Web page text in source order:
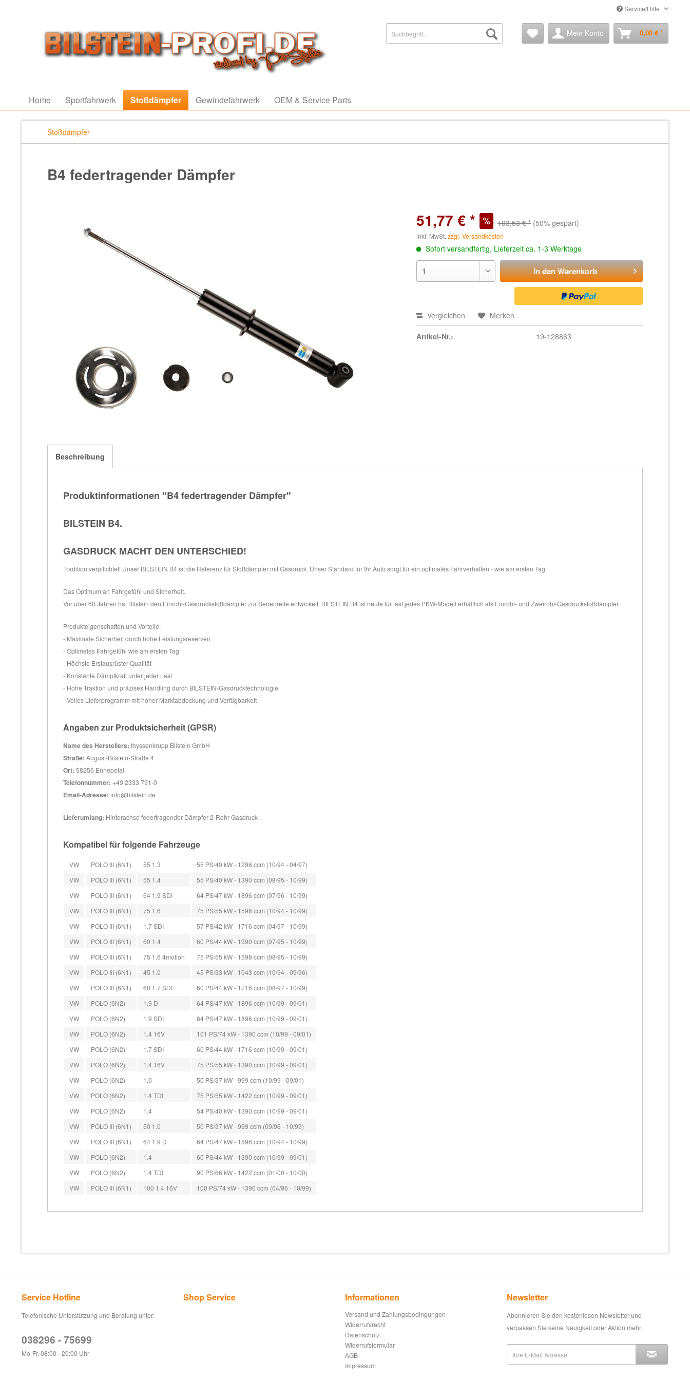
Service/Hilfe
Mein Konto 0,00 € *
Home Sportfahrwerk Stoßdämpfer Gewindefahrwerk OEM & Service Parts
Stoßdämpfer
B4 federtragender Dämpfer
51,77 € * 103,53 € * (50% gespart)
inkl. MwSt.zzgl. Versandkosten
Sofort versandfertig, Lieferzeit ca. 1-3 Werktage
In denWarenkorb
Vergleichen Merken
Artikel-Nr.: 19-128863
Beschreibung
Produktinformationen "B4 federtragender Dämpfer"
BILSTEIN B4.
GASDRUCK MACHT DEN UNTERSCHIED!
Tradition verpflichtet! Unser BILSTEIN B4 ist die Referenz für Stoßdämpfer mit Gasdruck. Unser Standard für Ihr Auto sorgt für ein optimales Fahrverhalten - wie am ersten Tag.
Das Optimum an Fahrgefühl und Sicherheit.
Vor über 60 Jahren hat Bilstein den Einrohr-Gasdruckstoßdämpfer zur Serienreife entwickelt. BILSTEIN B4 ist heute für fast jedes PKW-Modell erhältlich als Einrohr- und Zweirohr-Gasdruckstoßdämpfer.
Produkteigenschaften und Vorteile:
- Maximale Sicherheit durch hohe Leistungsreserven
- Optimales Fahrgefühl wie am ersten Tag
- Höchste Erstausrüster-Qualität
- Konstante Dämpfkraft unter jeder Last
- Hohe Traktion und präzises Handling durch BILSTEIN-Gasdrucktechnologie
- Volles Lieferprogramm mit hoher Marktabdeckung und Verfügbarkeit
Angaben zur Produktsicherheit (GPSR)
Name des Herstellers: thyssenkrupp Bilstein GmbH
Straße: August-Bilstein-Straße 4
Ort: 58256 Ennepetal
Telefonnummer: +49 2333 791-0
Email-Adresse: info@bilstein.de
Lieferumfang: Hinterachse federtragender Dämpfer 2-Rohr Gasdruck
Kompatibel für folgende Fahrzeuge
VW POLO III (6N1) 55 1.3
55 PS/40 kW - 1296 ccm (10/94 - 04/97)
VW
POLO III (6N1) 55 1.4
55 PS/40 kW - 1390 ccm (08/95 - 10/99)
VW
POLO III (6N1) 64 1.9 SDI
64 PS/47 kW - 1896 ccm (07/96 - 10/99)
VW
POLO III (6N1) 75 1.6
75 PS/55 kW - 1598 ccm (10/94 - 10/99)
VW
POLO III (6N1) 1.7 SDI
57 PS/42 kW - 1716 ccm (04/97 - 10/99)
VW
POLO III (6N1) 60 1.4
60 PS/44 kW - 1390 ccm (07/95 - 10/99)
VW
POLO III (6N1) 75 1.6 4motion
75 PS/55 kW - 1598 ccm (08/95 - 10/99)
VW
POLO III (6N1) 45 1.0
45 PS/33 kW - 1043 ccm (10/94 - 09/96)
VW
POLO III (6N1) 60 1.7 SDI
60 PS/44 kW - 1716 ccm (08/97 - 10/99)
VW
POLO (6N2) 1.9 D
64 PS/47 kW - 1896 ccm (10/99 - 09/01)
VW
POLO (6N2) 1.9 SDI
64 PS/47 kW - 1896 ccm (10/99 - 09/01)
VW
POLO (6N2) 1.4 16V
101 PS/74 kW - 1390 ccm (10/99 - 09/01)
VW
POLO (6N2) 1.7 SDI
60 PS/44 kW - 1716 ccm (10/99 - 09/01)
VW
POLO (6N2) 1.4 16V
75 PS/55 kW - 1390 ccm (10/99 - 09/01)
VW
POLO (6N2) 1.0
50 PS/37 kW - 999 ccm (10/99 - 09/01)
VW
POLO (6N2) 1.4 TDI
75 PS/55 kW - 1422 ccm (10/99 - 09/01)
VW
POLO (6N2) 1.4
54 PS/40 kW - 1390 ccm (10/99 - 09/01)
VW
POLO III (6N1) 50 1.0
50 PS/37 kW - 999 ccm (09/96 - 10/99)
VW
POLO III (6N1) 64 1.9 D
64 PS/47 kW - 1896 ccm (10/94 - 10/99)
VW
POLO (6N2) 1.4
60 PS/44 kW - 1390 ccm (10/99 - 09/01)
VW
POLO (6N2) 1.4 TDI
90 PS/66 kW - 1422 ccm (01/00 - 10/00)
VW
POLO III (6N1) 100 1.4 16V 100 PS/74 kW - 1390 ccm (04/96 - 10/99)
Service Hotline
Telefonische Unterstützung und Beratung unter:
038296 - 75699
Mo-Fr, 08:00 - 20:00 Uhr
Shop Service Informationen
Versand und Zahlungsbedingungen
Widerrufsrecht
Datenschutz
Widerrufsformular
AGB
Impressum
Newsletter
Abonnieren Sie den kostenlosen Newsletter und
verpassen Sie keine Neuigkeit oder Aktion mehr.